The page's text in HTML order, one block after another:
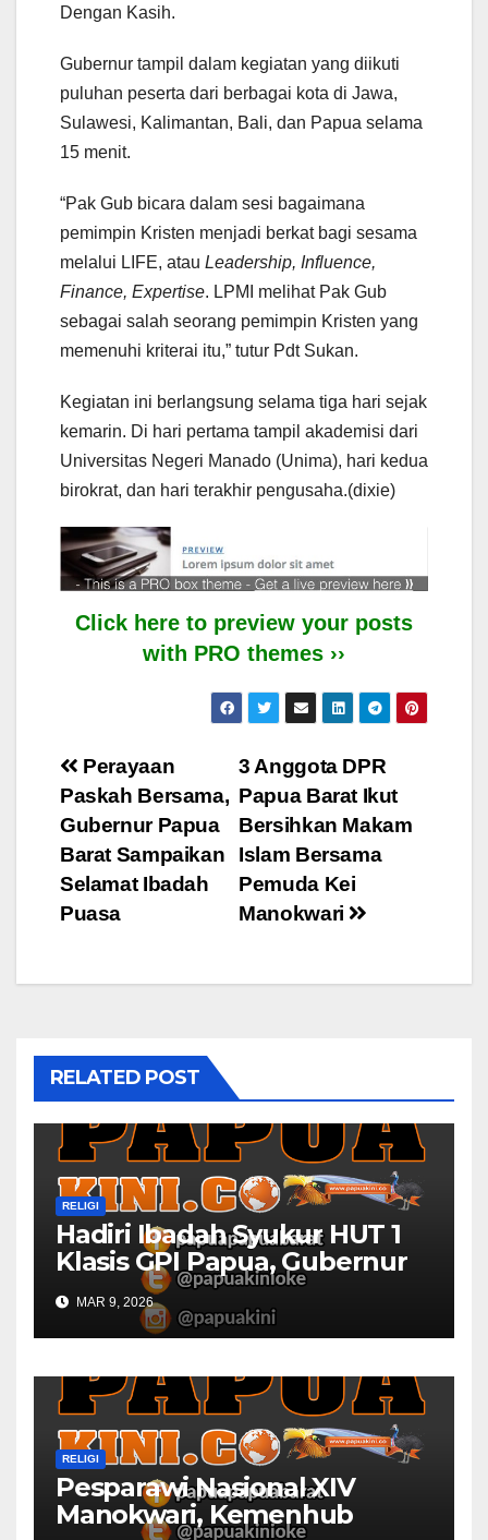
Dengan Kasih.
Gubernur tampil dalam kegiatan yang diikuti
puluhan peserta dari berbagai kota di Jawa,
Sulawesi, Kalimantan, Bali, dan Papua selama
15 menit.
“Pak Gub bicara dalam sesi bagaimana
pemimpin Kristen menjadi berkat bagi sesama
melalui LIFE, atau Leadership, Influence,
Finance, Expertise. LPMI melihat Pak Gub
sebagai salah seorang pemimpin Kristen yang
memenuhi kriterai itu,” tutur Pdt Sukan.
Kegiatan ini berlangsung selama tiga hari sejak
kemarin. Di hari pertama tampil akademisi dari
Universitas Negeri Manado (Unima), hari kedua
birokrat, dan hari terakhir pengusaha.(dixie)
Click here to preview your posts
with PRO themes ››
Post
navigation
3 Anggota DPR
Papua Barat Ikut
Bersihkan Makam
Islam Bersama
Pemuda Kei
Manokwari
Perayaan
Paskah Bersama,
Gubernur Papua
Barat Sampaikan
Selamat Ibadah
Puasa
RELATED POST
RELIGI
Hadiri Ibadah Syukur HUT 1
Klasis GPI Papua, Gubernur
Papua Barat Ingatkan Peran
Gereja
MAR 9, 2026
RELIGI
Pesparawi Nasional XIV
Manokwari, Kemenhub